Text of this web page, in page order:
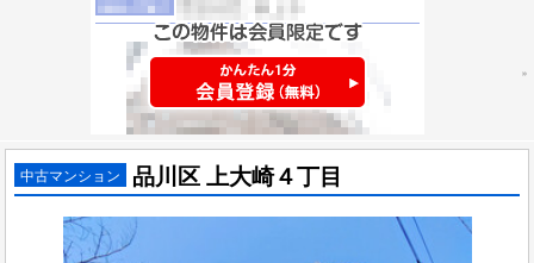
中古マンション 品川区 上大崎４丁目